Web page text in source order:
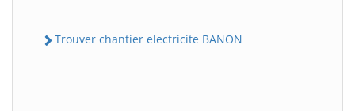
Trouver chantier electricite BANON